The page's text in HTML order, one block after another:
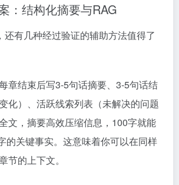
：结构化摘要与RAG
还有几种经过验证的辅助方法值得了
每章结束后写3-5句话摘要、3-5句话结
化）、活跃线索列表（未解决的问题
文，摘要高效压缩信息，100字就能
的关键事实。这意味着你可以在同样
节的上下文。